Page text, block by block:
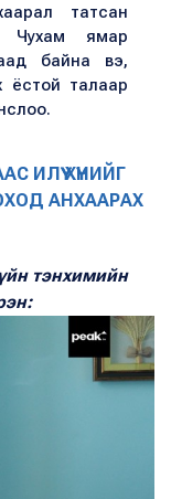
татсан
Чухам ямар
байна вэ,
ёстой талаар
ИЛҮҮ ХҮНИЙГ
АНХААРАХ
тэнхимийн